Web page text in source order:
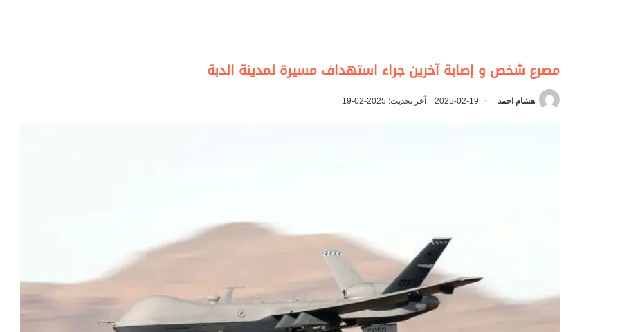
مصرع شخص و إصابة آخرين جراء استهداف مسيرة لمدينة الدبة
هشام احمد 2025-02-19 آخر تحديث: 2025-02-19